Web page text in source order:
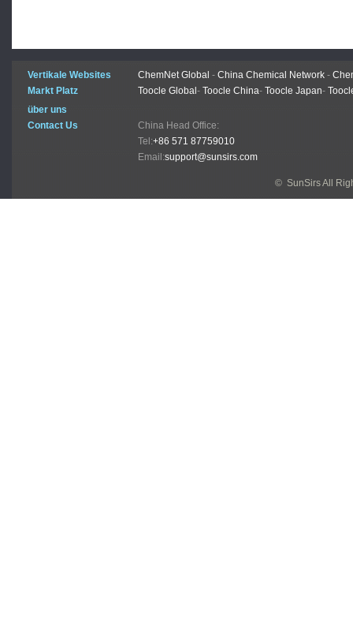
Vertikale Websites ChemNet Global - China Chemical Network -
Markt Platz
Toocle Global - Toocle China- Toocle Japan-
über uns
Contact Us
China Head Office:
Tel:+86 571 87759010
Email:support@sunsirs.com
© SunSirs All